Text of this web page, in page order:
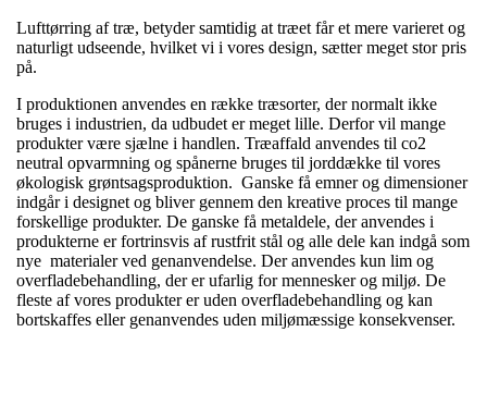
Lufttørring af træ, betyder samtidig at træet får et mere varieret og
naturligt udseende, hvilket vi i vores design, sætter meget stor pris
på.
I produktionen anvendes en række træsorter, der normalt ikke
bruges i industrien, da udbudet er meget lille. Derfor vil mange
produkter være sjælne i handlen. Træaffald anvendes til co2
neutral opvarmning og spånerne bruges til jorddække til vores
økologisk grøntsagsproduktion. Ganske få emner og dimensioner
indgår i designet og bliver gennem den kreative proces til mange
forskellige produkter. De ganske få metaldele, der anvendes i
produkterne er fortrinsvis af rustfrit stål og alle dele kan indgå som
nye materialer ved genanvendelse. Der anvendes kun lim og
overfladebehandling, der er ufarlig for mennesker og miljø. De
fleste af vores produkter er uden overfladebehandling og kan
bortskaffes eller genanvendes uden miljømæssige konsekvenser.